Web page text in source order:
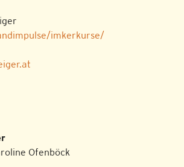
imkerkurse/
Ofenböck